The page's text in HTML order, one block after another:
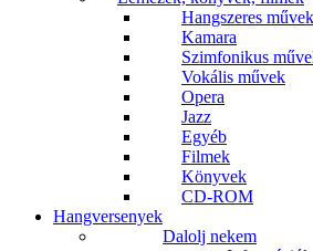
Hangszeres művek
Kamara
Szimfonikus
Vokális művek
Opera
Jazz
Egyéb
Filmek
Könyvek
CD-ROM
Hangversenyek
Dalolj nekem